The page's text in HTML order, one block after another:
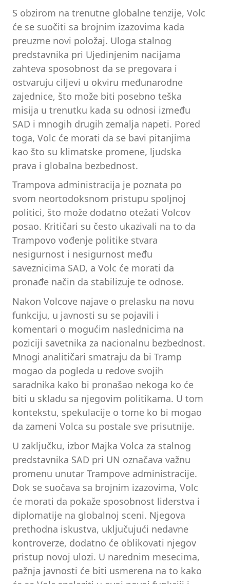
S obzirom na trenutne globalne tenzije, Volc
će se suočiti sa brojnim izazovima kada
preuzme novi položaj. Uloga stalnog
predstavnika pri Ujedinjenim nacijama
zahteva sposobnost da se pregovara i
ostvaruju ciljevi u okviru međunarodne
zajednice, što može biti posebno teška
misija u trenutku kada su odnosi između
SAD i mnogih drugih zemalja napeti. Pored
toga, Volc će morati da se bavi pitanjima
kao što su klimatske promene, ljudska
prava i globalna bezbednost.
Trampova administracija je poznata po
svom neortodoksnom pristupu spoljnoj
politici, što može dodatno otežati Volcov
posao. Kritičari su često ukazivali na to da
Trampovo vođenje politike stvara
nesigurnost i nesigurnost među
saveznicima SAD, a Volc će morati da
pronađe način da stabilizuje te odnose.
Nakon Volcove najave o prelasku na novu
funkciju, u javnosti su se pojavili i
komentari o mogućim naslednicima na
poziciji savetnika za nacionalnu bezbednost.
Mnogi analitičari smatraju da bi Tramp
mogao da pogleda u redove svojih
saradnika kako bi pronašao nekoga ko će
biti u skladu sa njegovim politikama. U tom
kontekstu, spekulacije o tome ko bi mogao
da zameni Volca su postale sve prisutnije.
U zaključku, izbor Majka Volca za stalnog
predstavnika SAD pri UN označava važnu
promenu unutar Trampove administracije.
Dok se suočava sa brojnim izazovima, Volc
će morati da pokaže sposobnost liderstva i
diplomatije na globalnoj sceni. Njegova
prethodna iskustva, uključujući nedavne
kontroverze, dodatno će oblikovati njegov
pristup novoj ulozi. U narednim mesecima,
pažnja javnosti će biti usmerena na to kako